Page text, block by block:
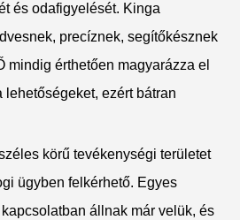
és odafigyelését. Kinga
precíznek, segítőkésznek
mindig érthetően magyarázza el
lehetőségeket, ezért bátran
körű tevékenységi területet
ügyben felkérhető. Egyes
állnak már velük, és